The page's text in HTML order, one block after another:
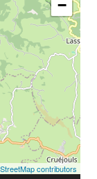
−
contributors